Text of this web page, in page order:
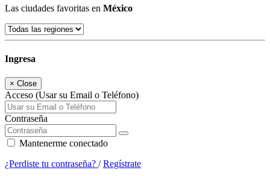
Las ciudades favoritas en México
Ingresa
× Close
Acceso (Usar su Email o Teléfono)
Contraseña
Mantenerme conectado
¿Perdiste tu contraseña? /Regístrate